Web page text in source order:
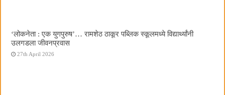
‌‘लोकनेता : एक युगपुरुष‌’… रामशेठ ठाकूर पब्लिक स्कूलमध्ये विद्यार्थ्यांनी
उलगडला जीवनप्रवास
27th April 2026